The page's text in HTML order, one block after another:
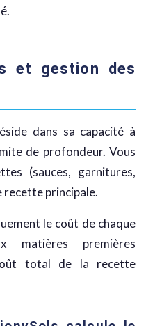
et gestion des
dans sa capacité à
de profondeur. Vous
(sauces, garnitures,
recette principale.
le coût de chaque
matières premières
total de la recette